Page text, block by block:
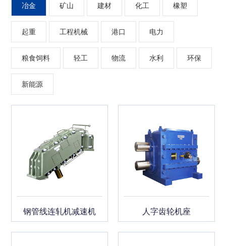
冶金 矿山 建材 化工 橡塑
起重 工程机械 港口 电力
粮食饲料 轻工 物流 水利 环保
新能源
钢管线连轧机减速机 人字齿轮机座